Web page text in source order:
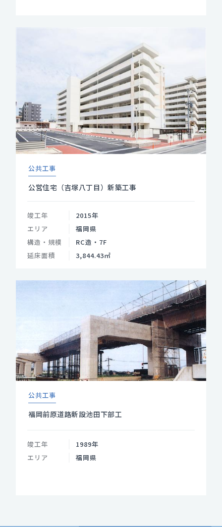
公共工事
公営住宅（吉塚八丁目）新築工事
竣工年
2015年
エリア
福岡県
構造・規模
RC造・7F
延床面積
3,844.43㎡
公共工事
福岡前原道路新設池田下部工
竣工年
1989年
エリア
福岡県